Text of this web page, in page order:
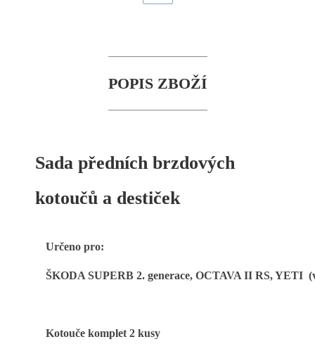
POPIS ZBOŽÍ
Sada předních brzdových
kotoučů a destiček
Určeno pro:
ŠKODA SUPERB 2. generace, OCTAVA II RS, YETI
Kotouče komplet 2 kusy